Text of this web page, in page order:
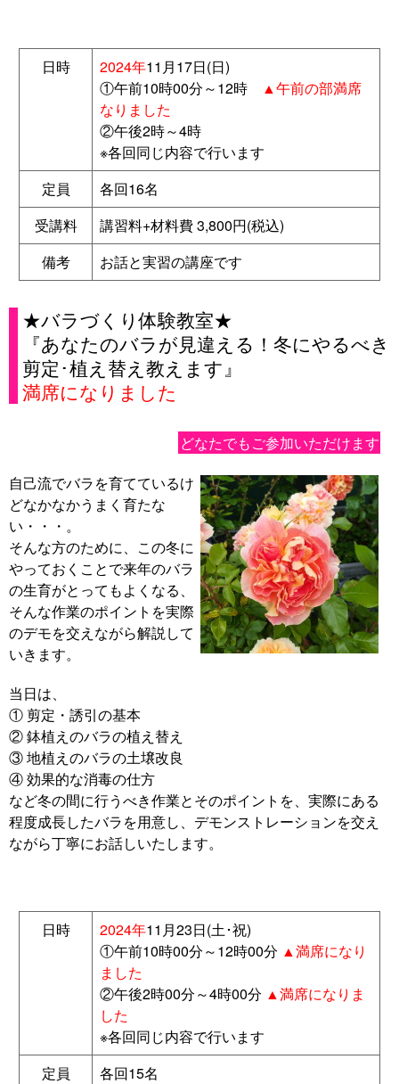
日時 2024年11月17日(日)
①午前10時00分～12時
▲午前の部満席
なりました
②午後2時～4時
※各回同じ内容で行います
定員
各回16名
受講料
講習料+材料費 3,800円(税込)
備考
お話と実習の講座です
★バラづくり体験教室★
『あなたのバラが見違える！冬にやるべき
剪定･植え替え教えます』
満席になりました
どなたでもご参加いただけます
自己流でバラを育てているけ
どなかなかうまく育たな
い・・・。
そんな方のために、この冬に
やっておくことで来年のバラ
の生育がとってもよくなる、
そんな作業のポイントを実際
のデモを交えながら解説して
いきます。
当日は、
① 剪定・誘引の基本
② 鉢植えのバラの植え替え
③ 地植えのバラの土壌改良
④ 効果的な消毒の仕方
など冬の間に行うべき作業とそのポイントを、実際にある
程度成長したバラを用意し、デモンストレーションを交え
ながら丁寧にお話しいたします。
日時 2024年11月23日(土･祝)
①午前10時00分～12時00分 ▲満席になり
ました
②午後2時00分～4時00分 ▲満席になりま
した
※各回同じ内容で行います
定員
各回15名